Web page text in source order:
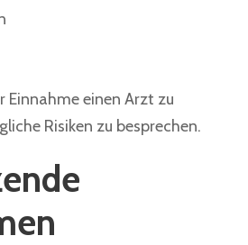
Einnahme einen Arzt zu
Risiken zu besprechen.